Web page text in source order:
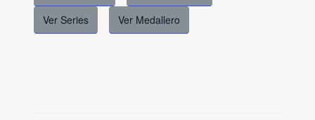
Ver Series
Ver Medallero